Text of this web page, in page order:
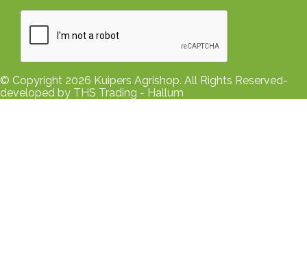
© Copyright 2026 Kuipers Agrishop. All Rights Reserved-
developed by THS Trading - Hallum